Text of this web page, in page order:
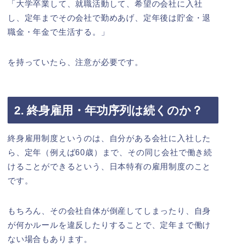
「大学卒業して、就職活動して、希望の会社に入社
し、定年までその会社で勤めあげ、定年後は貯金・退
職金・年金で生活する。」
を持っていたら、注意が必要です。
2. 終身雇用・年功序列は続くのか？
終身雇用制度というのは、自分がある会社に入社した
ら、定年（例えば60歳）まで、その同じ会社で働き続
けることができるという、日本特有の雇用制度のこと
です。
もちろん、その会社自体が倒産してしまったり、自身
が何かルールを違反したりすることで、定年まで働け
ない場合もあります。